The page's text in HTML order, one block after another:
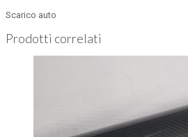
Scarico auto
Prodotti correlati